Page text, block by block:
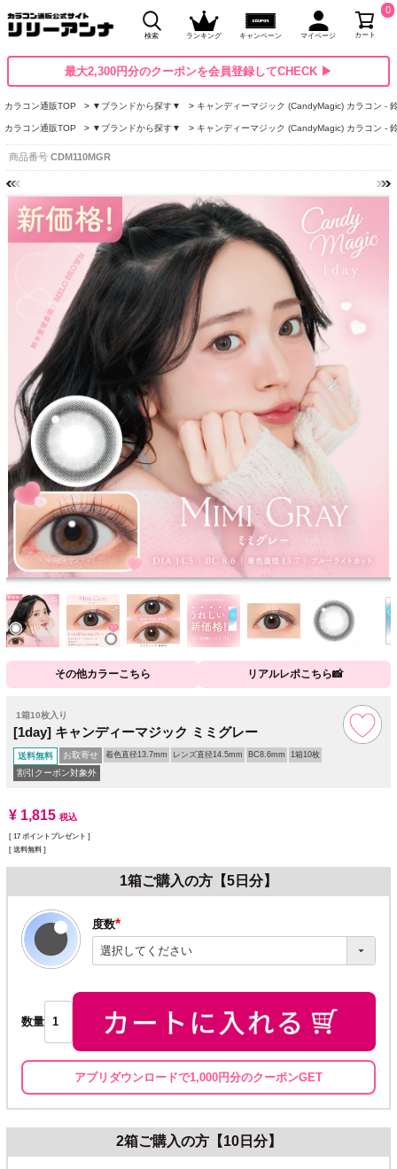
検索 ランキング キャンペーン マイページ カート
0
最大2,300円分のクーポンを会員登録してCHECK ▶
カラコン通販TOP ▼ブランドから探す▼ キャンディーマジック (CandyMagic) カラコン -
カラコン通販TOP ▼ブランドから探す▼ キャンディーマジック (CandyMagic) カラコン -
商品番号 CDM110MGR
その他カラーこちら リアルレポこちら📸
1箱10枚入り
[1day] キャンディーマジック ミミグレー
送料無料 お取寄せ 着色直径13.7mm レンズ直径14.5mm BC8.6mm 1箱10枚
割引クーポン対象外
¥ 1,815 税込
[ 17 ポイントプレゼント ]
送料無料
1箱ご購入の方【5日分】
度数
(必
須)
数量
アプリダウンロードで1,000円分のクーポンGET
2箱ご購入の方【10日分】